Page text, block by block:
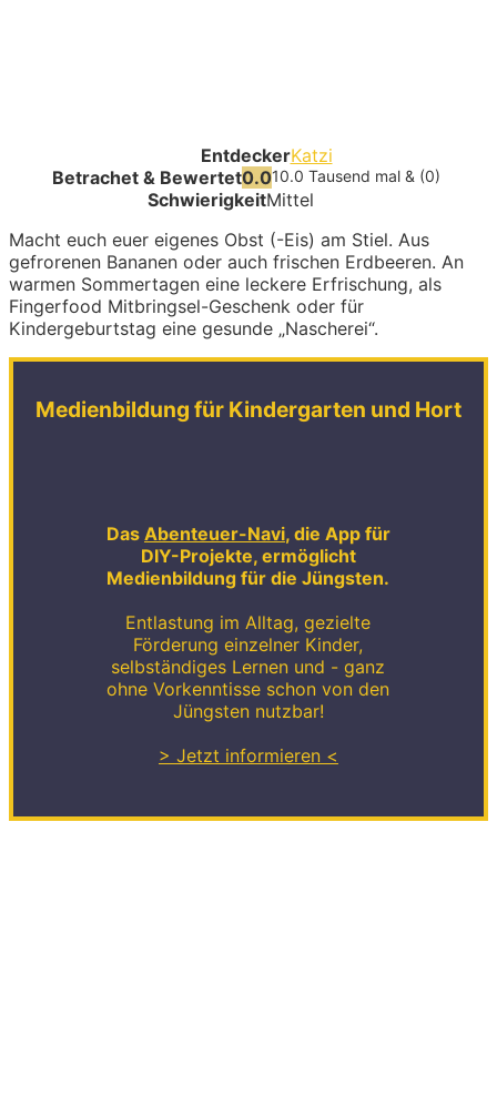
EntdeckerKatzi
Betrachet & Bewertet0.010.0 Tausend mal & (0)
SchwierigkeitMittel
Macht euch euer eigenes Obst (-Eis) am Stiel. Aus
gefrorenen Bananen oder auch frischen Erdbeeren. An
warmen Sommertagen eine leckere Erfrischung, als
Fingerfood Mitbringsel-Geschenk oder für
Kindergeburtstag eine gesunde „Nascherei“.
Medienbildung für Kindergarten und Hort
Das Abenteuer-Navi, die App für
DIY-Projekte, ermöglicht
Medienbildung für die Jüngsten.
Entlastung im Alltag, gezielte
Förderung einzelner Kinder,
selbständiges Lernen und - ganz
ohne Vorkenntisse schon von den
Jüngsten nutzbar!
> Jetzt informieren <